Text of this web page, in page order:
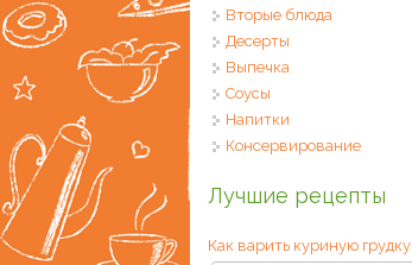
Вторые блюда
Десерты
Выпечка
Соусы
Напитки
Консервирование
Лучшие рецепты
Как варить куриную грудку